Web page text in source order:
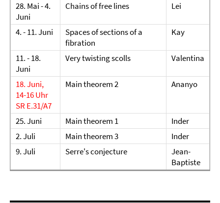
28. Mai - 4.
Juni
Chains of free lines Lei
4. - 11. Juni
Spaces of sections of a
fibration
Kay
11. - 18.
Juni
Very twisting scolls Valentina
18. Juni,
14-16 Uhr
SR E.31/A7
Main theorem 2 Ananyo
25. Juni Main theorem 1
Inder
2. Juli
Main theorem 3
Inder
9. Juli
Serre's conjecture
Jean-
Baptiste